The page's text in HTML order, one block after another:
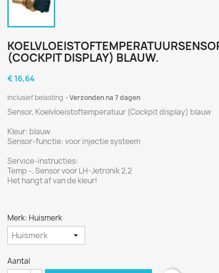
(COCKPIT DISPLAY) BLAUW.
€ 16,64
Inclusief belasting Verzonden na 7 dagen
Sensor, Koelvloeistoftemperatuur (Cockpitdisplay) blauw
Kleur: blauw
Sensor-functie: voor injectiesysteem
Service-instructies:
Temp -.Sensor voorLH-Jetronik2,2
Het hangt af vande kleur!
Merk: Huismerk
Aantal